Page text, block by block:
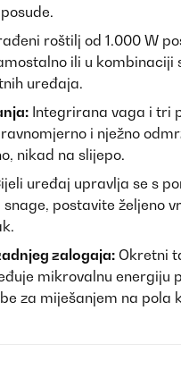
roštilj od 1.000 W
ili u
uređaja.
Integrirana vaga i tri
i nježno
nikad na slijepo.
uređaj upravlja se s
postavite željeno
zalogaja: Okretni
mikrovalnu energiju
za miješanjem na pola